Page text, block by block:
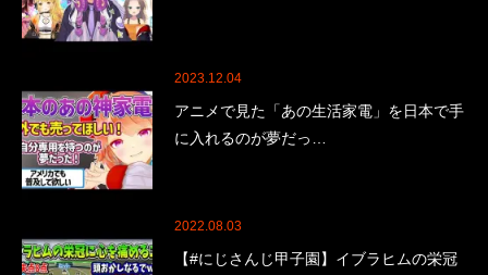
2023.12.04
アニメで見た「あの生活家電」を日本で手
に入れるのが夢だっ…
2022.08.03
【#にじさんじ甲子園】イブラヒムの栄冠